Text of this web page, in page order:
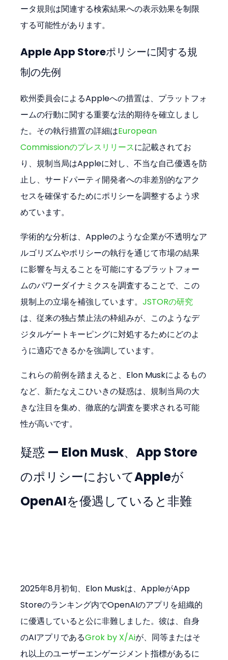
ータ規則は関連する検索結果への表示効果を制限
する可能性があります。
Apple App Storeポリシーに関する規
制の先例
欧州委員会によるAppleへの措置は、プラットフォ
ームの行動に関する重要な法的期待を確立しまし
た。その執行措置の詳細はEuropean
Commissionのプレスリリースに記載されてお
り、規制当局はAppleに対し、不当な自己優遇を防
止し、サードパーティ開発者への非差別的なアク
セスを確保するためにポリシーを調整するよう求
めています。
学術的な分析は、Appleのような企業が不透明なア
ルゴリズムやポリシーの執行を通じて市場の結果
に影響を与えることを可能にするプラットフォー
ムのパワーダイナミクスを調査することで、この
規制上の立場を補強しています。JSTORの研究
は、従来の独占禁止法の枠組みが、このようなデ
ジタルゲートキーピングに対処するためにどのよ
うに適応できるかを強調しています。
これらの前例を踏まえると、Elon Muskによるもの
など、新たなえこひいきの疑惑は、規制当局の大
きな注目を集め、徹底的な調査を要求される可能
性が高いです。
疑惑 — Elon Musk、App Store
のポリシーにおいてAppleが
OpenAIを優遇していると非難
2025年8月初旬、Elon Muskは、AppleがApp
Storeのランキング内でOpenAIのアプリを組織的
に優遇していると公に非難しました。彼は、自身
のAIアプリであるGrok by X/Aiが、同等またはそ
れ以上のユーザーエンゲージメント指標があるに